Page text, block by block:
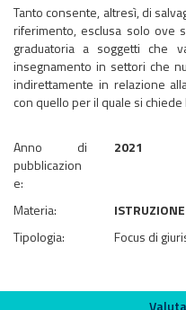
Tanto consente, altresì, di
riferimento, esclusa solo ove
graduatoria a soggetti che
insegnamento in settori che
indirettamente in relazione
con quello per il quale si
Anno di
pubblicazion
e:
2021
Materia:
Tipologia:
Focus di